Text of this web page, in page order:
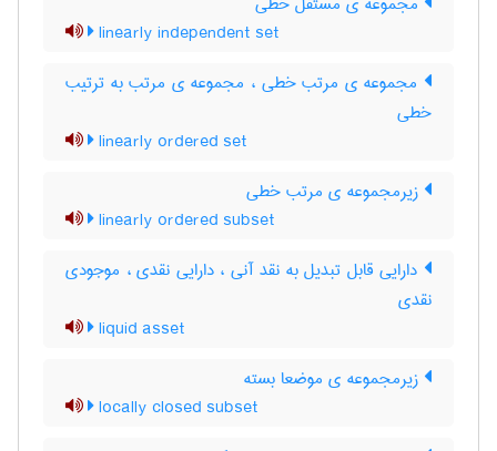
linearly independent set
مجموعه ی مرتب خطی ، مجموعه ی مرتب به ترتیب
خطی
linearly ordered set
زیرمجموعه ی مرتب خطی
linearly ordered subset
دارایی قابل تبدیل به نقد آنی ، دارایی نقدی ، موجودی
نقدی
liquid asset
زیرمجموعه ی موضعا بسته
locally closed subset